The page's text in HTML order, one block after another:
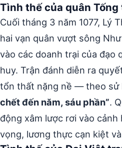
Tình thế của quân
Cuối tháng 3 năm 1077, Lý
hai vạn quân vượt sông
vào các doanh trại của đạo
huy. Trận đánh diễn ra
tổn thất nặng nề — theo sử
chết đến năm, sáu phần”.
động xâm lược rơi vào
vọng, lương thực cạn kiệt